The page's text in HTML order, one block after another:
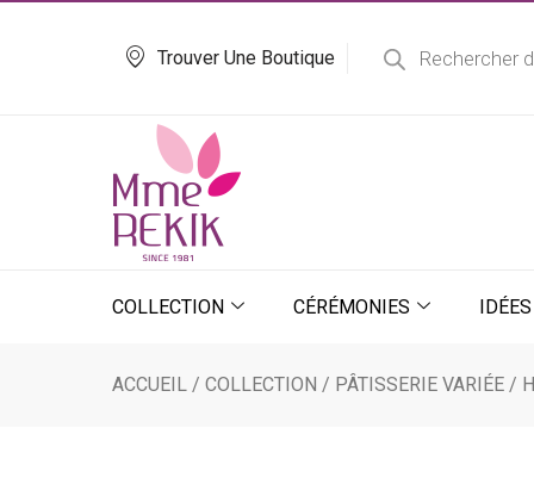
Trouver Une Boutique
produits
COLLECTION CÉRÉMONIES
ACCUEIL /COLLECTION / PÂTISSERIE VARIÉE /